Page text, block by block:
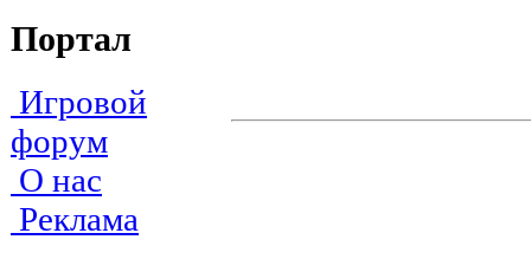
Портал
Игровой
форум
О нас
Реклама